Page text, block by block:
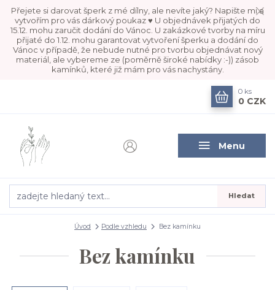
Přejete si darovat šperk z mé dílny, ale nevíte jaký? Napište mi a
vytvořím pro vás dárkový poukaz ♥ U objednávek přijatých do
15.12. mohu zaručit dodání do Vánoc. U zakázkové tvorby na míru
přijaté do 1.12. mohu garantovat vytvoření šperku a dodání do
Vánoc v případě, že nebude nutné pro tvorbu objednávat nový
materiál, ale vybereme ze (poměrně široké nabídky :-)) zásob
kamínků, které již mám pro vás nachystány.
Menu
Hledat
0 ks
0 CZK
Úvod Podle vzhledu Bez kamínku
Bez kamínku